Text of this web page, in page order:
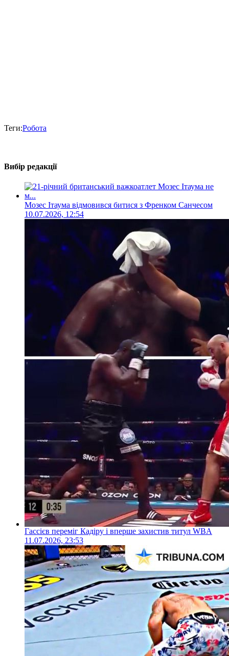
Теги:Робота
Вибір редакції
Мозес Ітаума відмовився битися з Френком Санчесом
10.07.2026, 12:54
Гассієв переміг Кадіру і вперше захистив титул WBA
11.07.2026, 23:53